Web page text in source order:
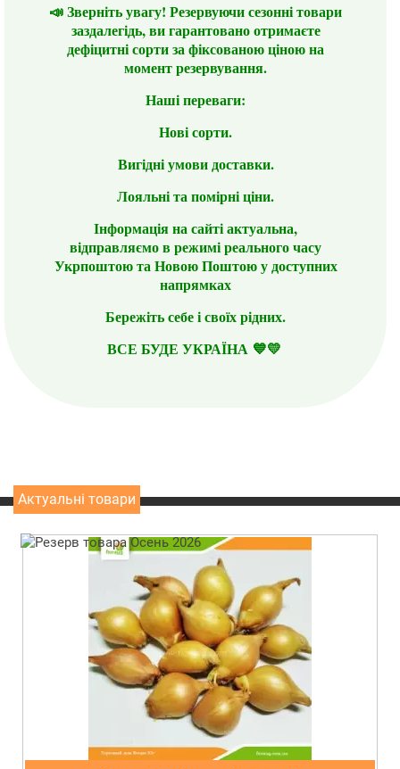
📣 Зверніть увагу! Резервуючи сезонні товари
заздалегідь, ви гарантовано отримаєте
дефіцитні сорти за фіксованою ціною на
момент резервування.
Наші переваги:
Нові сорти.
Вигідні умови доставки.
Лояльні та помірні ціни.
Інформація на сайті актуальна,
відправляємо в режимі реального часу
Укрпоштою та Новою Поштою у доступних
напрямках
Бережіть себе і своїх рідних.
ВСЕ БУДЕ УКРАЇНА 💙💛
Актуальні товари